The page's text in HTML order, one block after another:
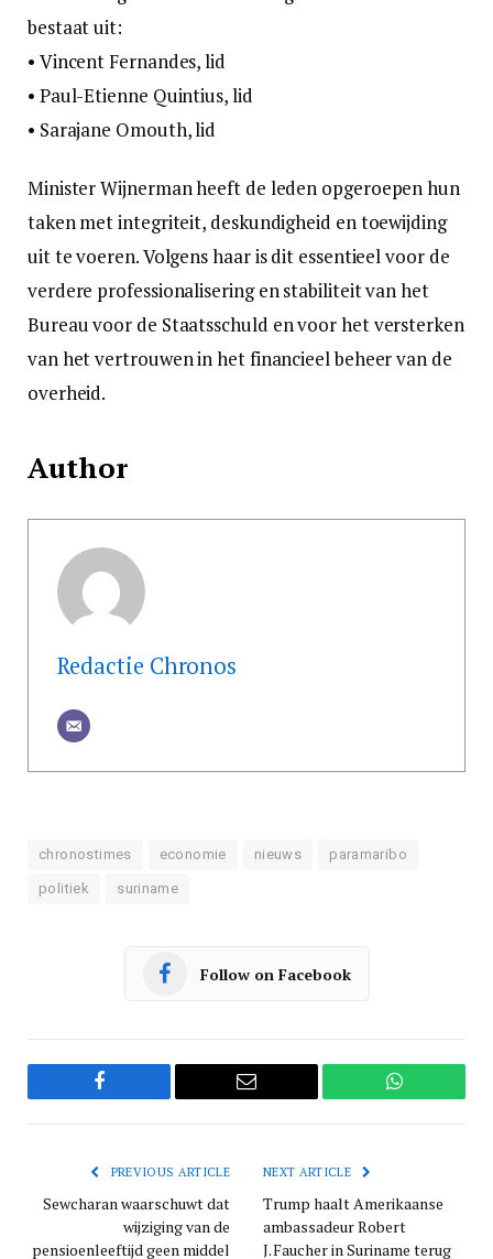
bestaat uit:
• Vincent Fernandes, lid
• Paul-Etienne Quintius, lid
• Sarajane Omouth, lid
Minister Wijnerman heeft de leden opgeroepen hun
taken met integriteit, deskundigheid en toewijding
uit te voeren. Volgens haar is dit essentieel voor de
verdere professionalisering en stabiliteit van het
Bureau voor de Staatsschuld en voor het versterken
van het vertrouwen in het financieel beheer van de
overheid.
Author
Redactie Chronos
chronostimes economie nieuws paramaribo
politiek suriname
Follow on Facebook
Facebook Email WhatsApp
PREVIOUS ARTICLE
Sewcharan waarschuwt dat
wijziging van de
pensioenleeftijd geen middel
NEXT ARTICLE
Trump haalt Amerikaanse
ambassadeur Robert
J. Faucher in Suriname terug